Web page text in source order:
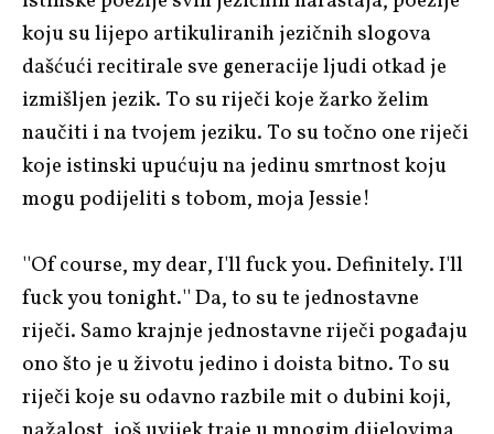
koju su lijepo artikuliranih jezičnih slogova
dašćući recitirale sve generacije ljudi otkad je
izmišljen jezik. To su riječi koje žarko želim
naučiti i na tvojem jeziku. To su točno one riječi
koje istinski upućuju na jedinu smrtnost koju
mogu podijeliti s tobom, moja Jessie!
''Of course, my dear, I'll fuck you. Definitely. I'll
fuck you tonight.'' Da, to su te jednostavne
riječi. Samo krajnje jednostavne riječi pogađaju
ono što je u životu jedino i doista bitno. To su
riječi koje su odavno razbile mit o dubini koji,